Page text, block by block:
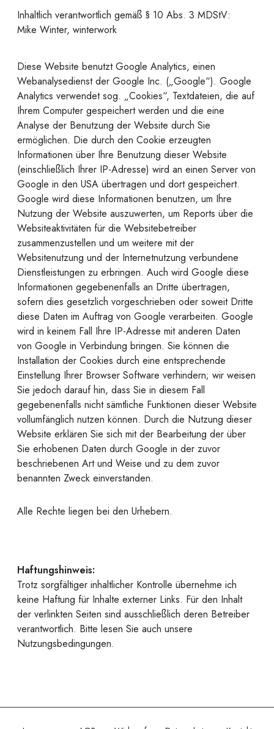
Inhaltlich verantwortlich gemäß § 10 Abs. 3 MDStV:
Mike Winter, winterwork
Diese Website benutzt Google Analytics, einen
Webanalysedienst der Google Inc. („Google“). Google
Analytics verwendet sog. „Cookies“, Textdateien, die auf
Ihrem Computer gespeichert werden und die eine
Analyse der Benutzung der Website durch Sie
ermöglichen. Die durch den Cookie erzeugten
Informationen über Ihre Benutzung dieser Website
(einschließlich Ihrer IP-Adresse) wird an einen Server von
Google in den USA übertragen und dort gespeichert.
Google wird diese Informationen benutzen, um Ihre
Nutzung der Website auszuwerten, um Reports über die
Websiteaktivitäten für die Websitebetreiber
zusammenzustellen und um weitere mit der
Websitenutzung und der Internetnutzung verbundene
Dienstleistungen zu erbringen. Auch wird Google diese
Informationen gegebenenfalls an Dritte übertragen,
sofern dies gesetzlich vorgeschrieben oder soweit Dritte
diese Daten im Auftrag von Google verarbeiten. Google
wird in keinem Fall Ihre IP-Adresse mit anderen Daten
von Google in Verbindung bringen. Sie können die
Installation der Cookies durch eine entsprechende
Einstellung Ihrer Browser Software verhindern; wir weisen
Sie jedoch darauf hin, dass Sie in diesem Fall
gegebenenfalls nicht sämtliche Funktionen dieser Website
vollumfänglich nutzen können. Durch die Nutzung dieser
Website erklären Sie sich mit der Bearbeitung der über
Sie erhobenen Daten durch Google in der zuvor
beschriebenen Art und Weise und zu dem zuvor
benannten Zweck einverstanden.
Alle Rechte liegen bei den Urhebern.
Haftungshinweis:
Trotz sorgfältiger inhaltlicher Kontrolle übernehme ich
keine Haftung für Inhalte externer Links. Für den Inhalt
der verlinkten Seiten sind ausschließlich deren Betreiber
verantwortlich. Bitte lesen Sie auch unsere
Nutzungsbedingungen.